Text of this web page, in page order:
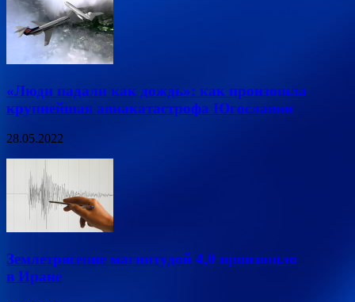
«Люди падали как дождь»: как произошла
крупнейшая авиакатастрофа Югославии
28.05.2022
Землетрясение магнитудой 4,0 произошло
в Иране